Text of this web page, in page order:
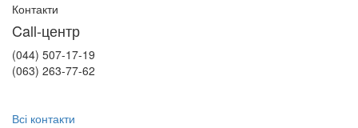
Контакти
Call-центр
(044) 507-17-19
(063) 263-77-62
Всі контакти